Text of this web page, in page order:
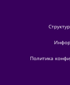
Политика